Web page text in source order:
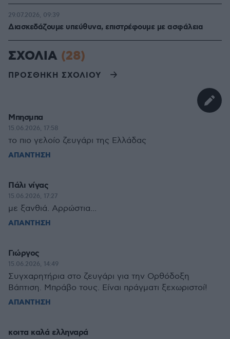
Διασκεδάζουμε υπεύθυνα, επιστρέφουμε με ασφάλεια
29.07.2026, 09:39
ΣΧΟΛΙΑ (28)
ΠΡΟΣΘΗΚΗ ΣΧΟΛΙΟΥ
Μπησμπα
15.06.2026, 17:58
το πιο γελοίο ζευγάρι της Ελλάδας
ΑΠΑΝΤΗΣΗ
Πάλι νίγας
15.06.2026, 17:27
με ξανθιά. Αρρώστια...
ΑΠΑΝΤΗΣΗ
Γιώργος
15.06.2026, 14:49
Συγχαρητήρια στο ζευγάρι για την Ορθόδοξη
Βάπτιση. Μπράβο τους. Είναι πράγματι ξεχωριστοί!
ΑΠΑΝΤΗΣΗ
κοιτα καλά ελληναρά